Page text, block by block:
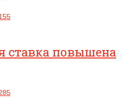
ставка повышена